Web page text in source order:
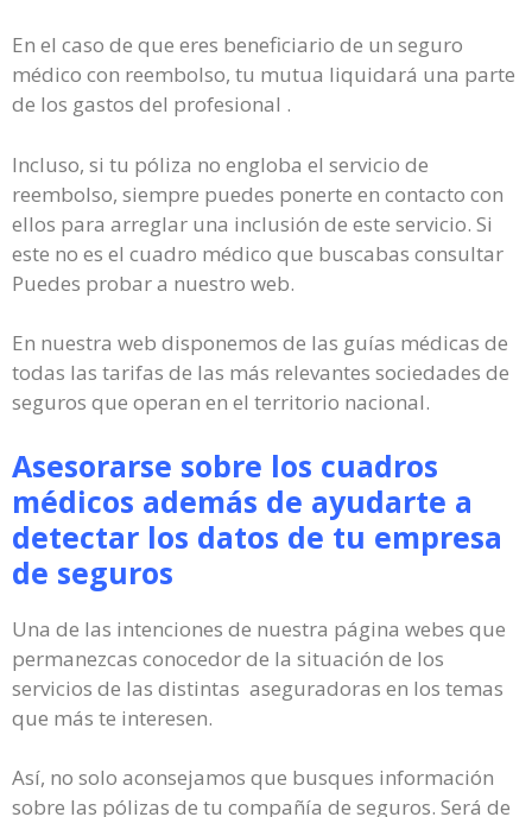
En el caso de que eres beneficiario de un seguro
médico con reembolso, tu mutua liquidará una parte
de los gastos del profesional .
Incluso, si tu póliza no engloba el servicio de
reembolso, siempre puedes ponerte en contacto con
ellos para arreglar una inclusión de este servicio. Si
este no es el cuadro médico que buscabas consultar
Puedes probar a nuestro web.
En nuestra web disponemos de las guías médicas de
todas las tarifas de las más relevantes sociedades de
seguros que operan en el territorio nacional.
Asesorarse sobre los cuadros
médicos además de ayudarte a
detectar los datos de tu empresa
de seguros
Una de las intenciones de nuestra página webes que
permanezcas conocedor de la situación de los
servicios de las distintas aseguradoras en los temas
que más te interesen.
Así, no solo aconsejamos que busques información
sobre las pólizas de tu compañía de seguros. Será de